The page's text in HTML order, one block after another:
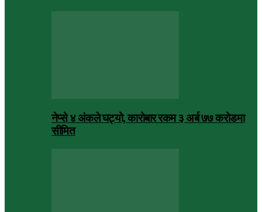
नेप्से ४ अंकले घट्यो, कारोबार रकम ३ अर्ब ७७ करोडमा
सीमित